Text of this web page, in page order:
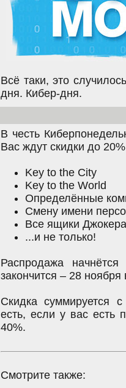
Всё таки, это
дня. Кибер-дня.
В честь
Вас ждут скидки до
Key to the City
Key to the World
Определённые
Смену имени
Все ящики
...и не только!
Распродажа
закончится – 28 ноября
Скидка суммируется
есть, если у вас есть
40%.
Смотрите также: